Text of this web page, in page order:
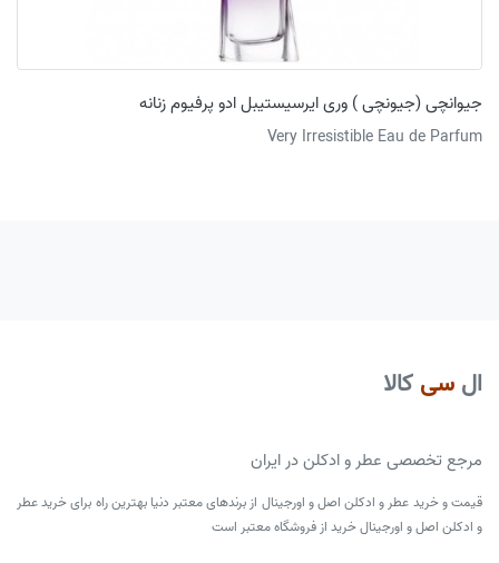
جیوانچی (جیونچی ) وری ایرسیستیبل ادو پرفیوم زنانه
Very Irresistible Eau de Parfum
ال سی کالا
مرجع تخصصی عطر و ادکلن در ایران
قیمت و خرید عطر و ادکلن اصل و اورجینال از برندهای معتبر دنیا بهترین راه برای خرید عطر
و ادکلن اصل و اورجینال خرید از فروشگاه معتبر است